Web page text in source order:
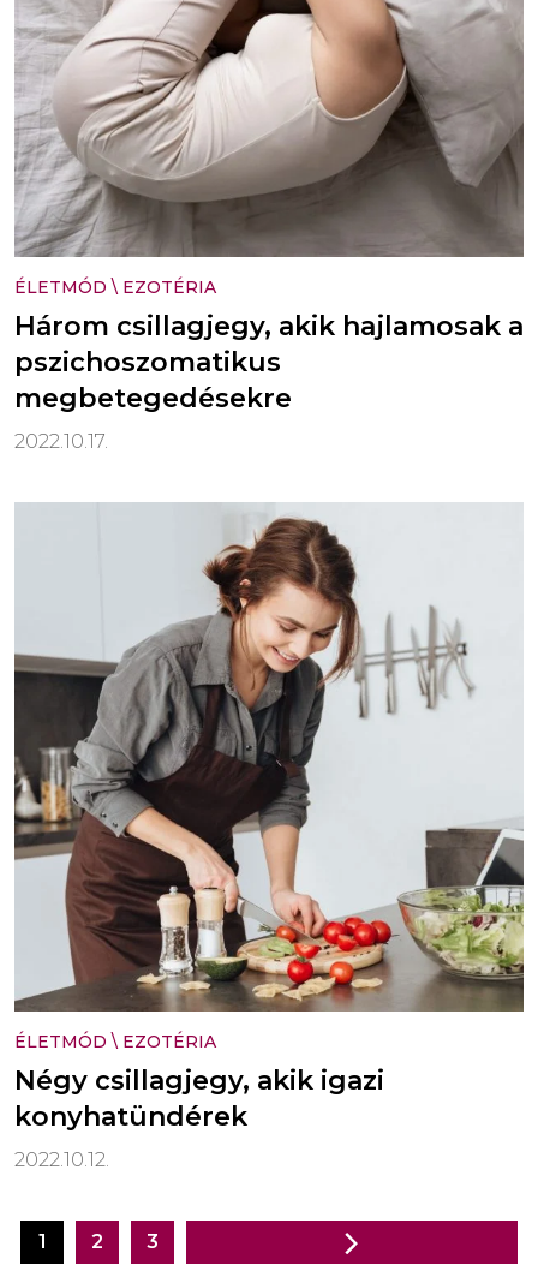
ÉLETMÓD \ EZOTÉRIA
Három csillagjegy, akik hajlamosak a
pszichoszomatikus
megbetegedésekre
2022.10.17.
ÉLETMÓD \ EZOTÉRIA
Négy csillagjegy, akik igazi
konyhatündérek
2022.10.12.
Bejegyzés
1 2 3